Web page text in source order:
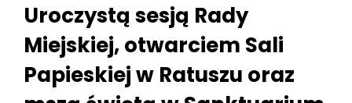
Uroczystą sesją Rady
Miejskiej, otwarciem Sali
Papieskiej w Ratuszu oraz